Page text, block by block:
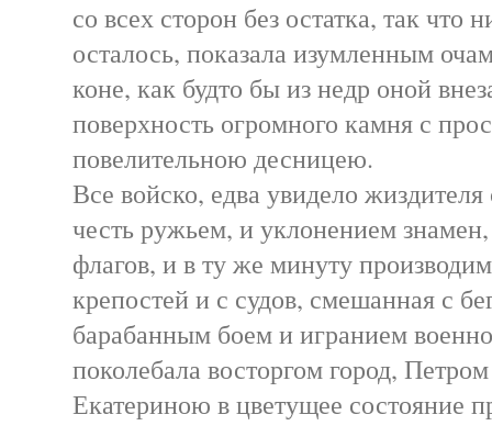
со всех сторон без остатка, так что
осталось, показала изумленным
коне, как будто бы из недр оной
поверхность огромного камня с
повелительною десницею.
Все войско, едва увидело жиздителя
честь ружьем, и уклонением
флагов, и в ту же минуту
крепостей и с судов, смешанная с
барабанным боем и игранием
поколебала восторгом город,
Екатериною в цветущее состояние